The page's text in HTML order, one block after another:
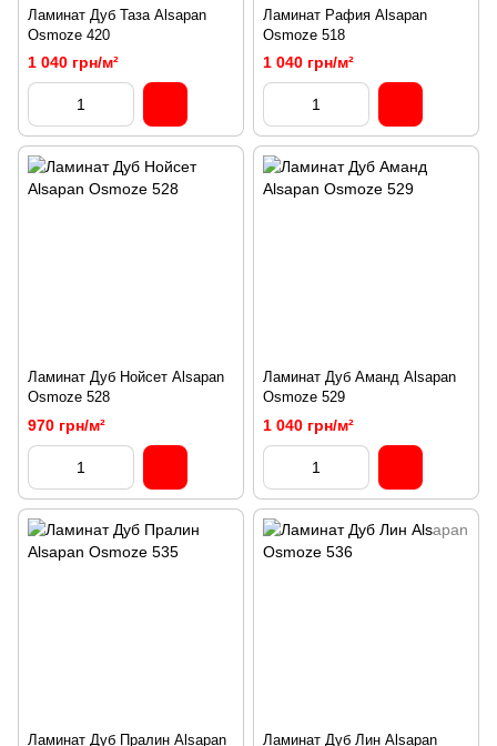
Ламинат Дуб Таза Alsapan
Osmoze 420
1 040 грн/м²
Ламинат Рафия Alsapan
Osmoze 518
1 040 грн/м²
Ламинат Дуб Нойсет Alsapan
Osmoze 528
970 грн/м²
Ламинат Дуб Аманд Alsapan
Osmoze 529
1 040 грн/м²
Ламинат Дуб Пралин Alsapan
Ламинат Дуб Лин Alsapan